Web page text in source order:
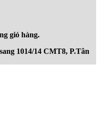
giỏ hàng.
1014/14 CMT8, P.Tân